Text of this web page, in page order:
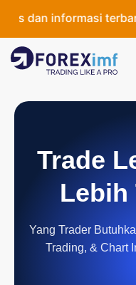
dan informasi
Trade
Lebih
Yang Trader
Trading, & Chart